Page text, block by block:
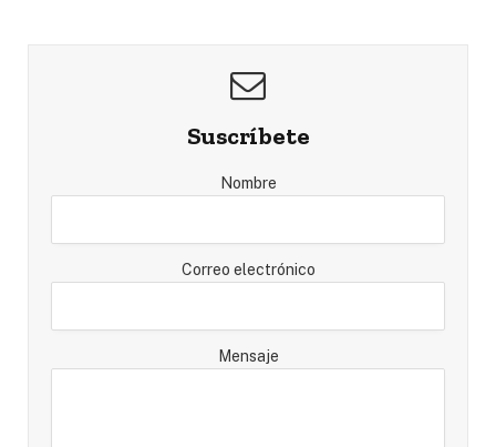
Suscríbete
Nombre
Correo electrónico
Mensaje